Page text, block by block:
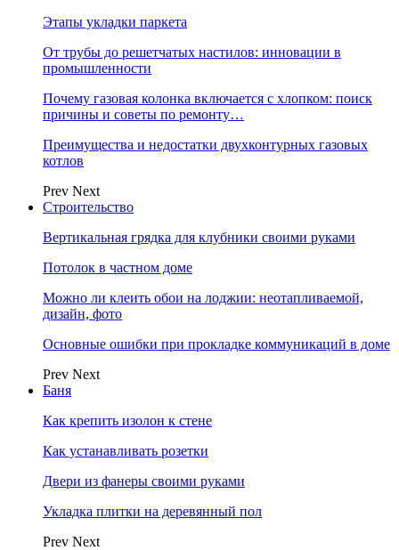
Этапы укладки паркета
От трубы до решетчатых настилов: инновации в
промышленности
Почему газовая колонка включается с хлопком: поиск
причины и советы по ремонту…
Преимущества и недостатки двухконтурных газовых
котлов
Prev Next
Строительство
Вертикальная грядка для клубники своими руками
Потолок в частном доме
Можно ли клеить обои на лоджии: неотапливаемой,
дизайн, фото
Основные ошибки при прокладке коммуникаций в доме
Prev Next
Баня
Как крепить изолон к стене
Как устанавливать розетки
Двери из фанеры своими руками
Укладка плитки на деревянный пол
Prev Next